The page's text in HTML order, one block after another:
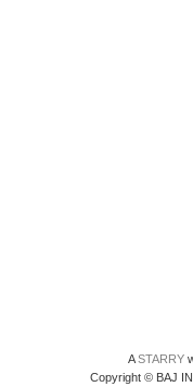
ASTARRY
Copyright © BAJ